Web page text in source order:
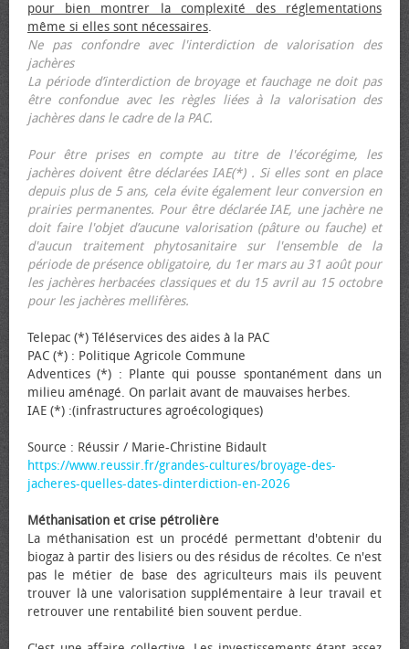
pour bien montrer la complexité des réglementations
même si elles sont nécessaires.
Ne pas confondre avec l'interdiction de valorisation des
jachères
La période d’interdiction de broyage et fauchage ne doit pas
être confondue avec les règles liées à la valorisation des
jachères dans le cadre de la PAC.
Pour être prises en compte au titre de l'écorégime, les
jachères doivent être déclarées IAE(*) . Si elles sont en place
depuis plus de 5 ans, cela évite également leur conversion en
prairies permanentes. Pour être déclarée IAE, une jachère ne
doit faire l'objet d’aucune valorisation (pâture ou fauche) et
d'aucun traitement phytosanitaire sur l'ensemble de la
période de présence obligatoire, du 1er mars au 31 août pour
les jachères herbacées classiques et du 15 avril au 15 octobre
pour les jachères mellifères.
Telepac (*) Téléservices des aides à la PAC
PAC (*) : Politique Agricole Commune
Adventices (*) : Plante qui pousse spontanément dans un
milieu aménagé. On parlait avant de mauvaises herbes.
IAE (*) :(infrastructures agroécologiques)
Source : Réussir / Marie-Christine Bidault
https://www.reussir.fr/grandes-cultures/broyage-des-
jacheres-quelles-dates-dinterdiction-en-2026
Méthanisation et crise pétrolière
La méthanisation est un procédé permettant d'obtenir du
biogaz à partir des lisiers ou des résidus de récoltes. Ce n'est
pas le métier de base des agriculteurs mais ils peuvent
trouver là une valorisation supplémentaire à leur travail et
retrouver une rentabilité bien souvent perdue.